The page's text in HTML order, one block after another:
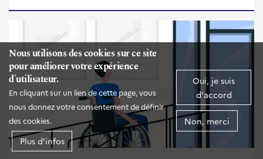
Nous utilisons des cookies sur ce site
pour améliorer votre expérience
d'utilisateur.
En cliquant sur un lien de cette page, vous
nous donnez votre consentement de définir
des cookies.
Plus d'infos
Oui, je suis
d'accord
Non, merci